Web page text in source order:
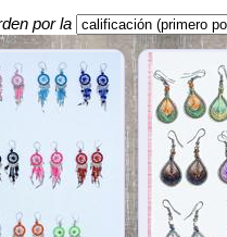
por la